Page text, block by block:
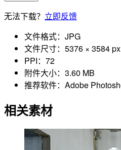
无法下载？ 立即反馈
文件格式： JPG
文件尺寸： 5376 × 3584 px
PPI： 72
附件大小： 3.60 MB
推荐软件： Adobe
相关素材